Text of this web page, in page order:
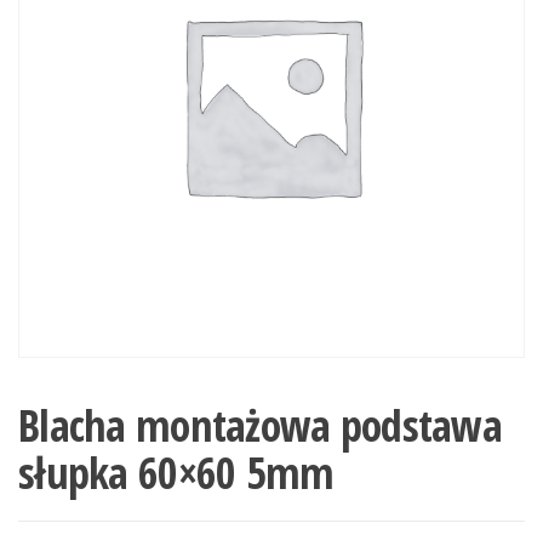
Blacha montażowa podstawa
słupka 60×60 5mm